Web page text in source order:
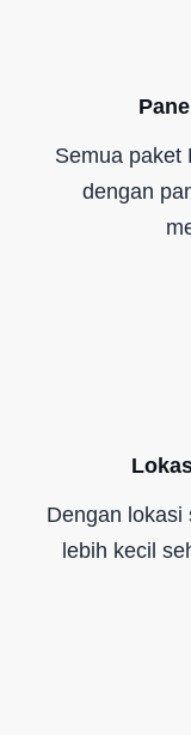
Semua paket
dengan
Dengan lokasi
lebih kecil